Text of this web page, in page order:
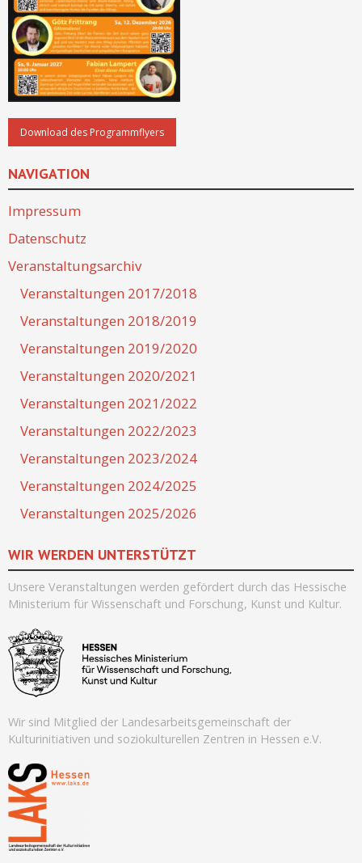
NAVIGATION
Impressum
Datenschutz
Veranstaltungsarchiv
Veranstaltungen 2017/2018
Veranstaltungen 2018/2019
Veranstaltungen 2019/2020
Veranstaltungen 2020/2021
Veranstaltungen 2021/2022
Veranstaltungen 2022/2023
Veranstaltungen 2023/2024
Veranstaltungen 2024/2025
Veranstaltungen 2025/2026
WIR WERDEN UNTERSTÜTZT
Unsere Veranstaltungen werden gefördert durch das Hessische
Ministerium für Wissenschaft und Forschung, Kunst und Kultur.
Wir sind Mitglied der Landesarbeitsgemeinschaft der
Kulturinitiativen und soziokulturellen Zentren in Hessen e.V.